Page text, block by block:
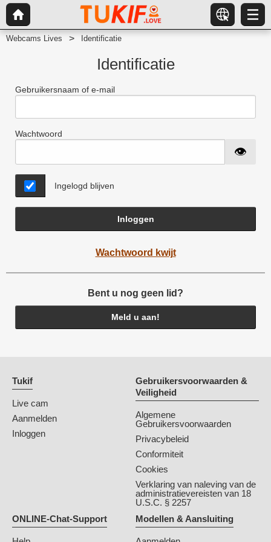
Webcams Lives Identificatie
Identificatie
Gebruikersnaam of e-mail
Wachtwoord
Ingelogd blijven
Inloggen
Wachtwoord kwijt
Bent u nog geen lid?
Meld u aan!
Tukif
Live cam
Aanmelden
Inloggen
Gebruikersvoorwaarden &
Veiligheid
Algemene
Gebruikersvoorwaarden
Privacybeleid
Conformiteit
Cookies
Verklaring van naleving van de
administratievereisten van 18
U.S.C. § 2257
ONLINE-Chat-Support
Modellen & Aansluiting